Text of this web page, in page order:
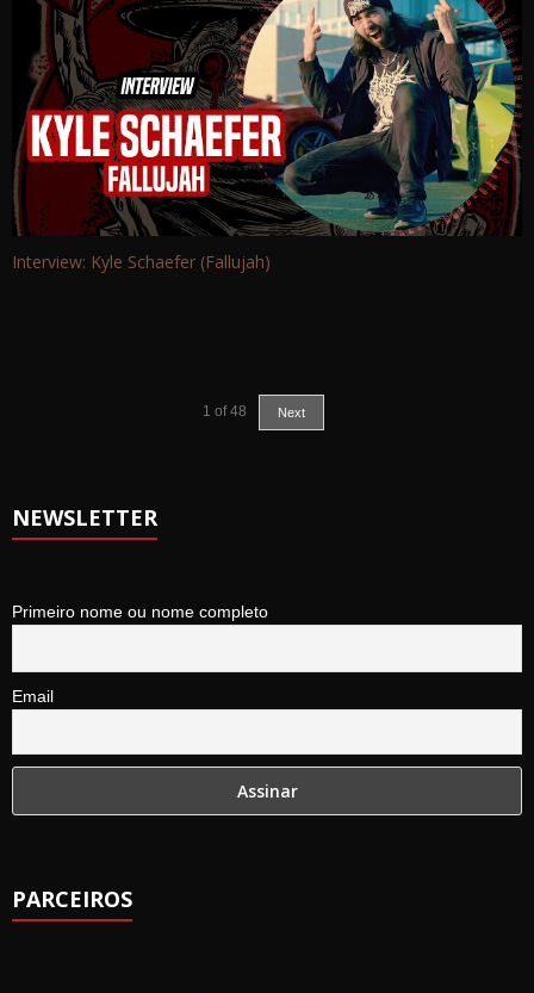
Interview: Kyle Schaefer (Fallujah)
1 of 48 Next
NEWSLETTER
Primeiro nome ou nome completo
Email
PARCEIROS